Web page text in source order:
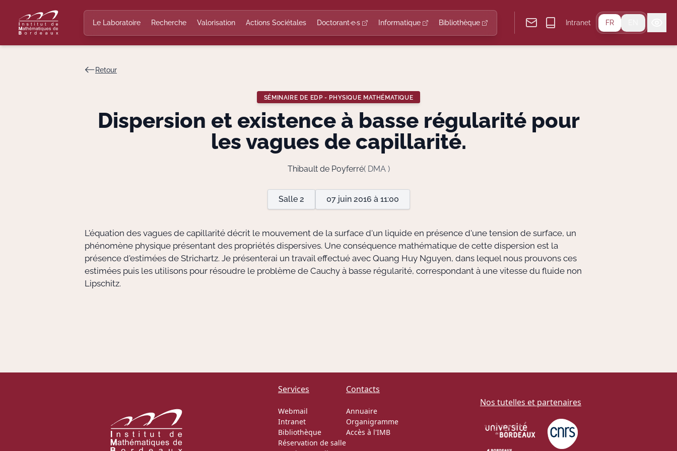
Le Laboratoire Recherche Valorisation Actions Sociétales Doctorant·e·s Informatique Bibliothèque Intranet FR
Retour
SÉMINAIRE DE EDP - PHYSIQUE MATHÉMATIQUE
Dispersion et existence à basse régularité pour
les vagues de capillarité.
Thibault de Poyferré( DMA )
Salle 2 07 juin 2016 à 11:00
L'équation des vagues de capillarité décrit le mouvement de la surface d'un liquide en présence d'une tension de surface, un
phénomène physique présentant des propriétés dispersives. Une conséquence mathématique de cette dispersion est la
présence d'estimées de Strichartz. Je présenterai un travail effectué avec Quang Huy Nguyen, dans lequel nous prouvons ces
estimées puis les utilisons pour résoudre le problème de Cauchy à basse régularité, correspondant à une vitesse du fluide non
Lipschitz.
Services
Webmail
Intranet
Bibliothèque
Réservation de salle
Contacts
Annuaire
Organigramme
Accès à l'IMB
Nos tutelles et partenaires